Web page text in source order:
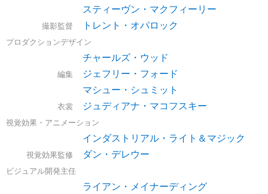
スティーヴン・マクフィーリー
撮影監督 トレント・オパロック
プロダクションデザイン
チャールズ・ウッド
編集
ジェフリー・フォード
マシュー・シュミット
衣裳 ジュディアナ・マコフスキー
視覚効果・アニメーション
インダストリアル・ライト＆マジック
視覚効果監修 ダン・デレウー
ビジュアル開発主任
ライアン・メイナーディング